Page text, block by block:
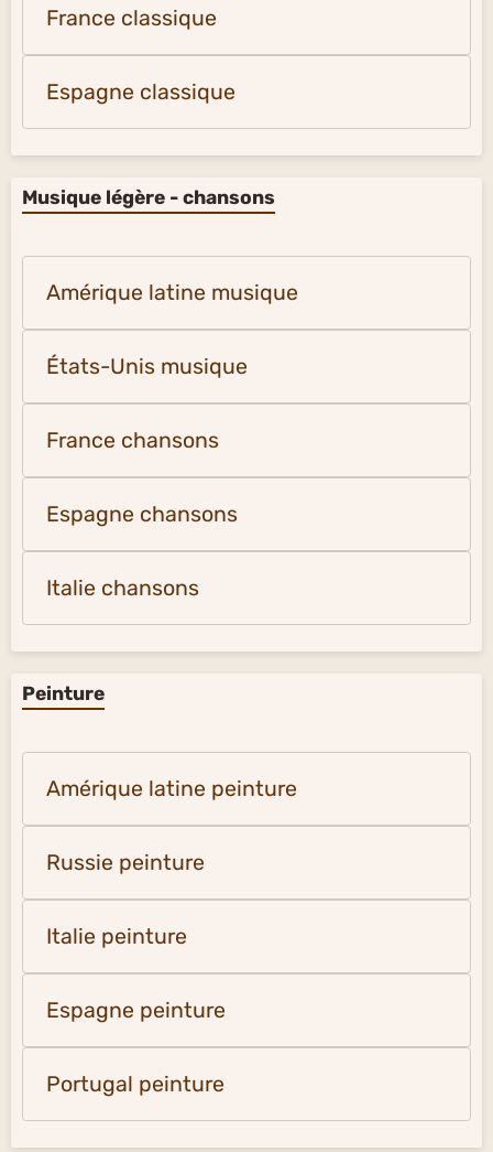
France classique
Espagne classique
Musique légère - chansons
Amérique latine musique
États-Unis musique
France chansons
Espagne chansons
Italie chansons
Peinture
Amérique latine peinture
Russie peinture
Italie peinture
Espagne peinture
Portugal peinture